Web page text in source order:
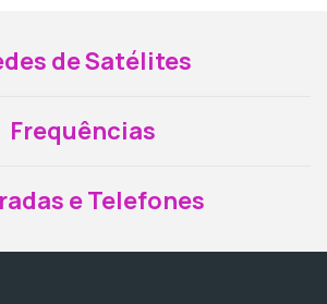
de Satélites
Frequências
e Telefones